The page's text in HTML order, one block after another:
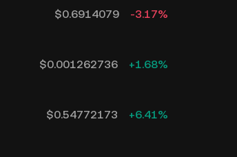
$0.6914079 -3.17%
$0.001262736 +1.68%
$0.54772173 +6.41%